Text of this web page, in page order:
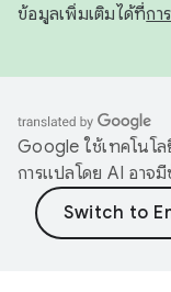
ข้อมูลเพิ่มเติมได้ที่กา
Google ใช้เทคโนโ
การแปลโดย AI อาจ